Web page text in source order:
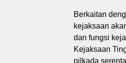
Berkaitan
kejaksaan
dan fungsi
Kejaksaan
pilkada